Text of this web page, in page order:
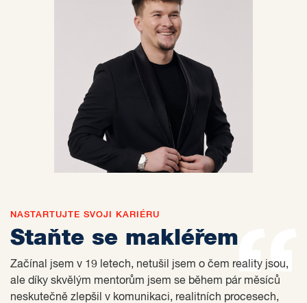
NASTARTUJTE SVOJI KARIÉRU
Staňte se makléřem
Začínal jsem v 19 letech, netušil jsem o čem reality jsou,
ale díky skvělým mentorům jsem se během pár měsíců
neskutečně zlepšil v komunikaci, realitních procesech,